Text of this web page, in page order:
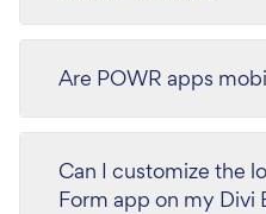
Are POWR apps
Can I customize the
Form app on my Divi